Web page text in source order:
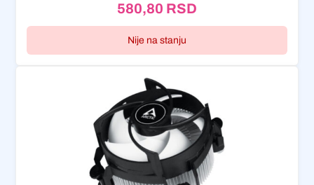
580,80 RSD
Nije na stanju